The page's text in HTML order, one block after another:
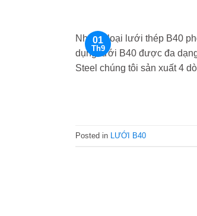
01
Th9
Những loại lưới thép B40
dụng lưới B40 được đa
Steel chúng tôi sản xuất 4
Posted in LƯỚI B40